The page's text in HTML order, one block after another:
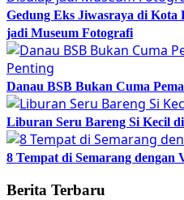
Gedung Eks Jiwasraya di Kota
jadi Museum Fotografi
Danau BSB Bukan Cuma
Liburan Seru Bareng Si Kecil
8 Tempat di Semarang dengan
Berita Terbaru